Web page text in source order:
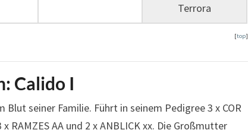
Terrora
[top]
Calido I
Blut seiner Familie. Führt in seinem Pedigree 3 x COR
x RAMZES AA und 2 x ANBLICK xx. Die Großmutter